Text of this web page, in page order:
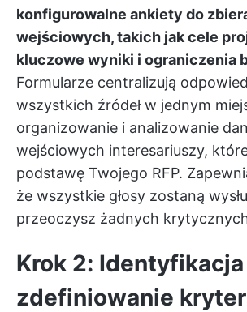
konfigurowalne ankiety do
wejściowych, takich jak cele
kluczowe wyniki i ograniczenia
Formularze centralizują
wszystkich źródeł w jednym
organizowanie i analizowanie
wejściowych interesariuszy,
podstawę Twojego RFP.
że wszystkie głosy zostaną
przeoczysz żadnych
Krok 2: Identyfikacja
zdefiniowanie